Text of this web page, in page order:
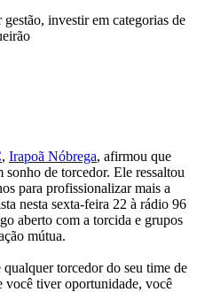
investir em categorias de
, Irapoã Nóbrega, afirmou que
de torcedor. Ele ressaltou
para profissionalizar mais a
nesta sexta-feira 22 à rádio 96
aberto com a torcida e grupos
mútua.
torcedor do seu time de
você tiver oportunidade, você